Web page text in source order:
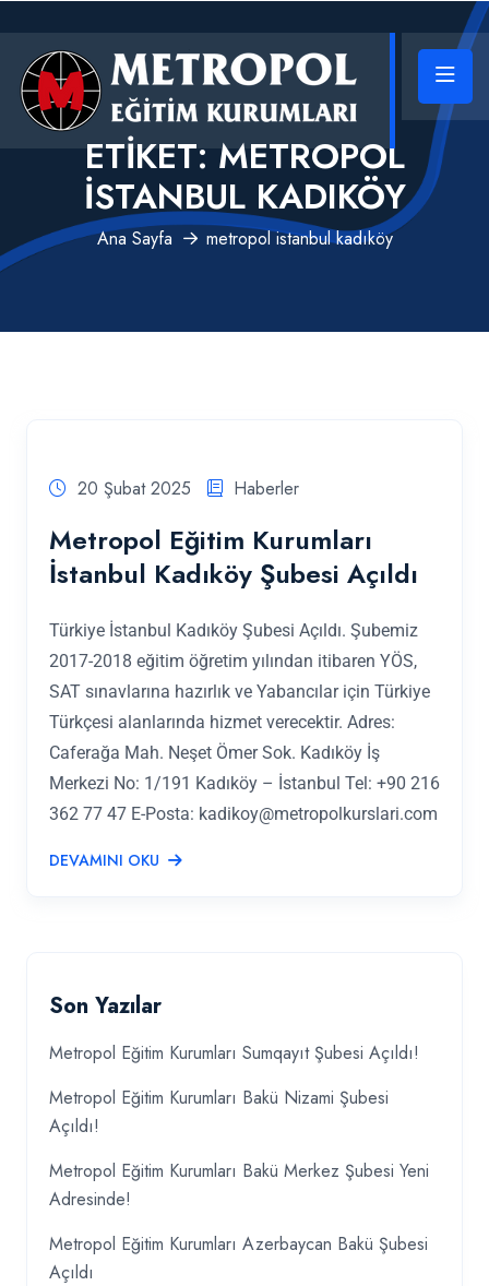
ETIKET:METROPOL
ISTANBUL KADIKÖY
Ana Sayfa metropol istanbul kadıköy
20 Şubat 2025 Haberler
Metropol Eğitim Kurumları
İstanbul Kadıköy Şubesi Açıldı
Türkiye İstanbul Kadıköy Şubesi Açıldı. Şubemiz
2017-2018 eğitim öğretim yılından itibaren YÖS,
SAT sınavlarına hazırlık ve Yabancılar için Türkiye
Türkçesi alanlarında hizmet verecektir. Adres:
Caferağa Mah. Neşet Ömer Sok. Kadıköy İş
Merkezi No: 1/191 Kadıköy – İstanbul Tel: +90 216
362 77 47 E-Posta: kadikoy@metropolkurslari.com
DEVAMINI OKU
Son Yazılar
Metropol Eğitim Kurumları Sumqayıt Şubesi Açıldı!
Metropol Eğitim Kurumları Bakü Nizami Şubesi
Açıldı!
Metropol Eğitim Kurumları Bakü Merkez Şubesi Yeni
Adresinde!
Metropol Eğitim Kurumları Azerbaycan Bakü Şubesi
Açıldı